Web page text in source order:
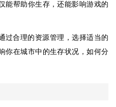
能帮助你生存，还能影响游戏的
过合理的资源管理，选择适当的
你在城市中的生存状况，如何分